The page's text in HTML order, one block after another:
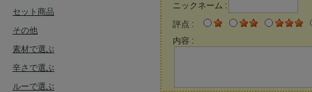
セット商品
その他
素材で選ぶ
辛さで選ぶ
ルーで選ぶ
ニックネーム :
評点 :
内容 :